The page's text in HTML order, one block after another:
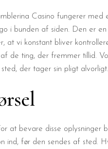
Casino fungerer med
i bunden af siden. Den er
at vi konstant bliver
de ting, der fremmer tillid.
der tager sin pligt alvorligt.
at bevare disse oplysninger
før den sendes af sted.